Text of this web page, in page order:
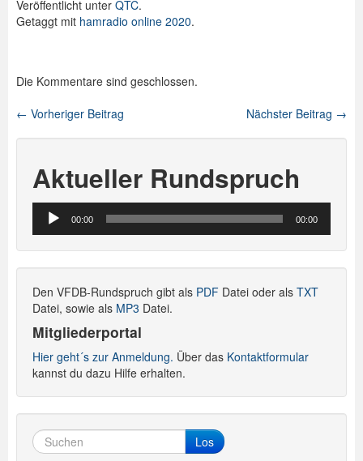
Veröffentlicht unter QTC.
Getaggt mit hamradio online 2020.
Die Kommentare sind geschlossen.
Beitragsnavigation
Nächster Beitrag →
← Vorheriger Beitrag
Aktueller Rundspruch
Audio-
Player
00:00 00:00
Den VFDB-Rundspruch gibt als PDF Datei oder als TXT
Datei, sowie als MP3 Datei.
Mitgliederportal
Hier geht´s zur Anmeldung. Über das Kontaktformular
kannst du dazu Hilfe erhalten.
Los